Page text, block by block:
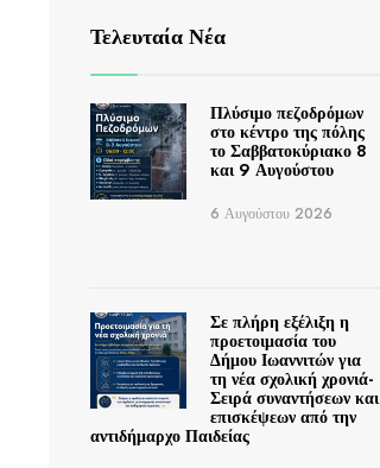
Τελευταία Νέα
Πλύσιμο πεζοδρόμων
στο κέντρο της πόλης
το Σαββατοκύριακο 8
και 9 Αυγούστου
6 Αυγούστου 2026
Σε πλήρη εξέλιξη η
προετοιμασία του
Δήμου Ιωαννιτών για
τη νέα σχολική χρονιά-
Σειρά συναντήσεων και
επισκέψεων από την
αντιδήμαρχο Παιδείας